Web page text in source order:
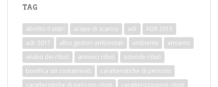
TAG
abolito il sistri acque di scarico adr
ADR 2015
adr 2017
albo gestori ambientali ambiente
amianto
analisi dei rifiuti
annunci rifiuti
aziende rifiuti
bonifica siti contaminati
caratteristiche di pericolo
caratteristiche di pericolo rifiuti
caratterizzazione rifiuti